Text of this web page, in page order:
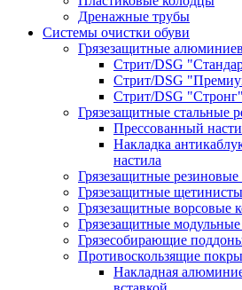
Дренажные трубы
Системы очистки обуви
Грязезащитные
Стрит/DSG
Стрит/DSG
Стрит/DSG "Стронг"
Грязезащитные стальные
Прессованный
Накладка
настила
Грязезащитные
Грязезащитные
Грязезащитные ворсовые
Грязезащитные
Грязесобирающие
Противоскользящие
Накладная